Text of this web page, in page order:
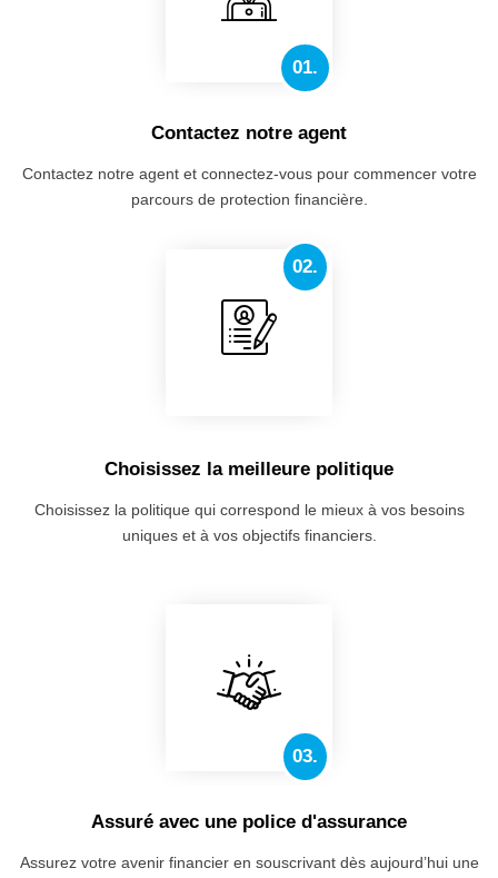
01.
Contactez notre agent
Contactez notre agent et connectez-vous pour commencer votre
parcours de protection financière.
02.
Choisissez la meilleure politique
Choisissez la politique qui correspond le mieux à vos besoins
uniques et à vos objectifs financiers.
03.
Assuré avec une police d'assurance
Assurez votre avenir financier en souscrivant dès aujourd’hui une